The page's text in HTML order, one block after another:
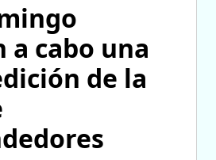
a cabo una
de la